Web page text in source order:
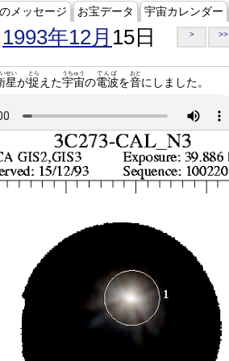
メッセージ お宝データ 宇宙カレンダー
1993年12月 15日 > >>
星
いせい
が捉
とら
えた宇宙
うちゅう
の電波
でんぱ
を音
おと
にしました。